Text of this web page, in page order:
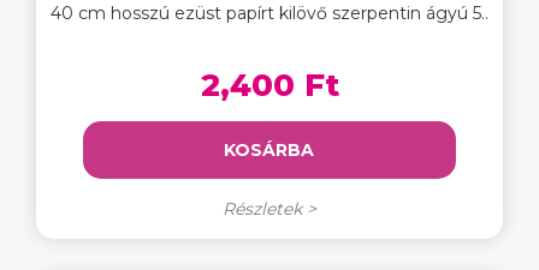
40 cm hosszú ezüst papírt kilövő szerpentin ágyú 5..
2,400 Ft
KOSÁRBA
Részletek >